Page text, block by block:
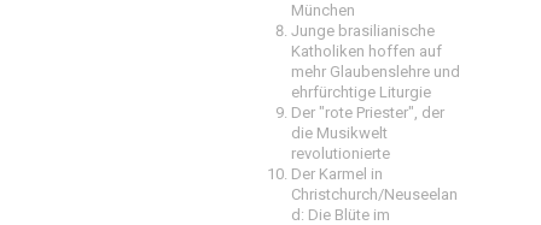
München
Junge brasilianische
Katholiken hoffen auf
mehr Glaubenslehre und
ehrfürchtige Liturgie
Der "rote Priester", der
die Musikwelt
revolutionierte
Der Karmel in
Christchurch/Neuseelan
d: Die Blüte im